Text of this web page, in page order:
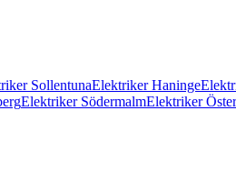
SollentunaElektriker Haninge
Elektriker SödermalmElektriker